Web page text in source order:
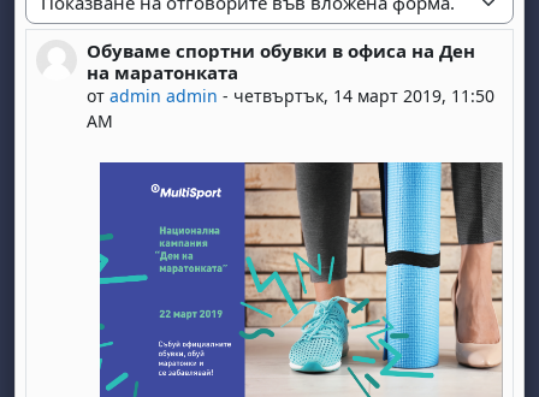
Начин на показване
Обуваме спортни обувки в офиса на Ден
на маратонката
отadmin admin - четвъртък, 14 март 2019, 11:50
AM
Number of replies: 0